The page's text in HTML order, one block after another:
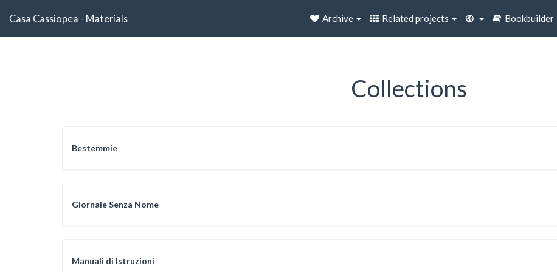
Casa Cassiopea - Materials Archive Related projects Bookbuilder
Collections
Bestemmie
Giornale Senza Nome
Manuali di Istruzioni